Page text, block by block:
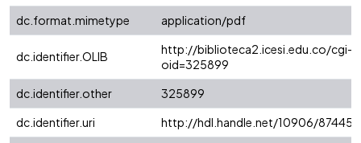
dc.format.mimetype
application/pdf
dc.identifier.OLIB
http://biblioteca2.icesi.edu.co/cgi-
oid=325899
dc.identifier.other
325899
dc.identifier.uri
http://hdl.handle.net/10906/87445